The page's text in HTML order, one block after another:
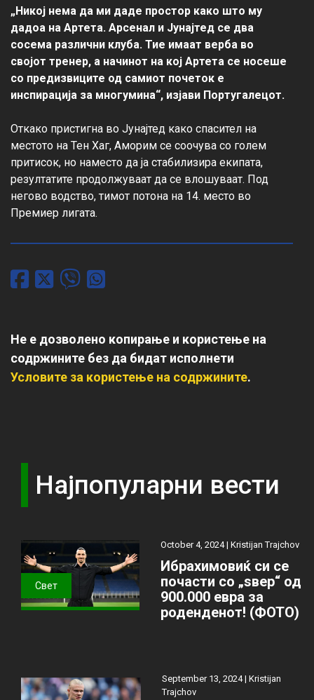
„Никој нема да ми даде простор како што му
дадоа на Артета. Арсенал и Јунајтед се два
сосема различни клуба. Тие имаат верба во
својот тренер, а начинот на кој Артета се носеше
со предизвиците од самиот почеток е
инспирација за многумина“, изјави Португалецот.
Откако пристигна во Јунајтед како спасител на
местото на Тен Хаг, Аморим се соочува со голем
притисок, но наместо да ја стабилизира екипата,
резултатите продолжуваат да се влошуваат. Под
негово водство, тимот потона на 14. место во
Премиер лигата.
Не е дозволено копирање и користење на
содржините без да бидат исполнети
Условите за користење на содржините.
Најпопуларни вести
Свет
October 4, 2024 |Kristijan Trajchov
Ибрахимовиќ си се
почасти со „ѕвер“ од
900.000 евра за
роденденот! (ФОТО)
September 13, 2024 | Kristijan
Trajchov